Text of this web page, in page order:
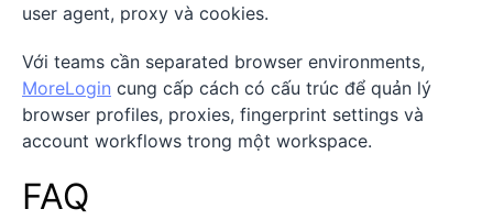
user agent, proxy và cookies.
Với teams cần separated browser environments,
MoreLogin cung cấp cách có cấu trúc để quản lý
browser profiles, proxies, fingerprint settings và
account workflows trong một workspace.
FAQ